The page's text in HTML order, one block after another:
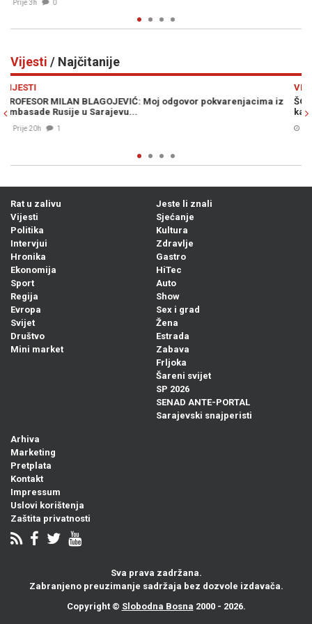
Vijesti / Najčitanije
iz
ŠOK NA GRANICI: Ponesete li ovo voće u Hrvatsku, prijeti vam
kazna od nevjerovatnih 13.000 eura
07. Avg. 2026
Rat u zalivu
Vijesti
Politika
Intervjui
Hronika
Ekonomija
Sport
Regija
Evropa
Svijet
Društvo
Mini market
Jeste li znali
Sjećanje
Kultura
Zdravlje
Gastro
HiTec
Auto
Show
Sex i grad
Žena
Estrada
Zabava
Frljoka
Šareni svijet
SP 2026
SENAD ANTE-PORTAL
Sarajevski snajperisti
Arhiva
Marketing
Pretplata
Kontakt
Impressum
Uslovi korištenja
Zaštita privatnosti
Sva prava zadržana.
Zabranjeno preuzimanje sadržaja bez dozvole izdavača.
Copyright © Slobodna Bosna 2000 - 2026.